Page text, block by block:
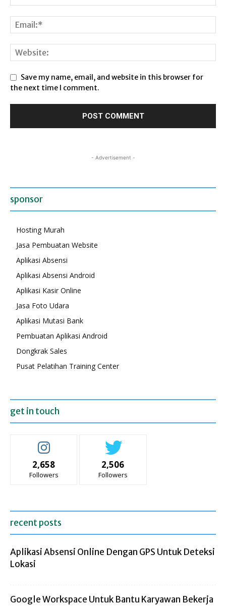
Save my name, email, and website in this browser for
the next time I comment.
- Advertisement -
sponsor
Hosting Murah
Jasa Pembuatan Website
Aplikasi Absensi
Aplikasi Absensi Android
Aplikasi Kasir Online
Jasa Foto Udara
Aplikasi Mutasi Bank
Pembuatan Aplikasi Android
Dongkrak Sales
Pusat Pelatihan Training Center
get in touch
2,658
Followers
2,506
Followers
recent posts
Aplikasi Absensi Online Dengan GPS Untuk Deteksi
Lokasi
Google Workspace Untuk Bantu Karyawan Bekerja